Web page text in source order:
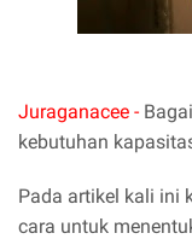
Juraganacee -
kebutuhan
Pada artikel kali ini
cara untuk